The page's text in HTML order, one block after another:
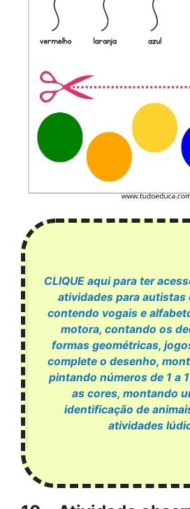
CLIQUE aqui para ter
atividades para autistas
contendo vogais e
motora, contando os
formas geométricas,
complete o desenho,
pintando números de 1 a
as cores, montando
identificação de
atividades